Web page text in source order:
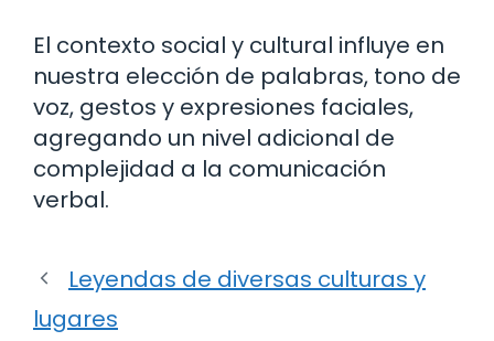
El contexto social y cultural influye en
nuestra elección de palabras, tono de
voz, gestos y expresiones faciales,
agregando un nivel adicional de
complejidad a la comunicación
verbal.
Leyendas de diversas culturas y
lugares